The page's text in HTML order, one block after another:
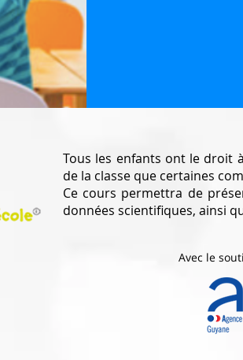
Tous les enfants ont le droit
de la classe que certaines
Ce cours permettra de
données scientifiques, ainsi
Avec le